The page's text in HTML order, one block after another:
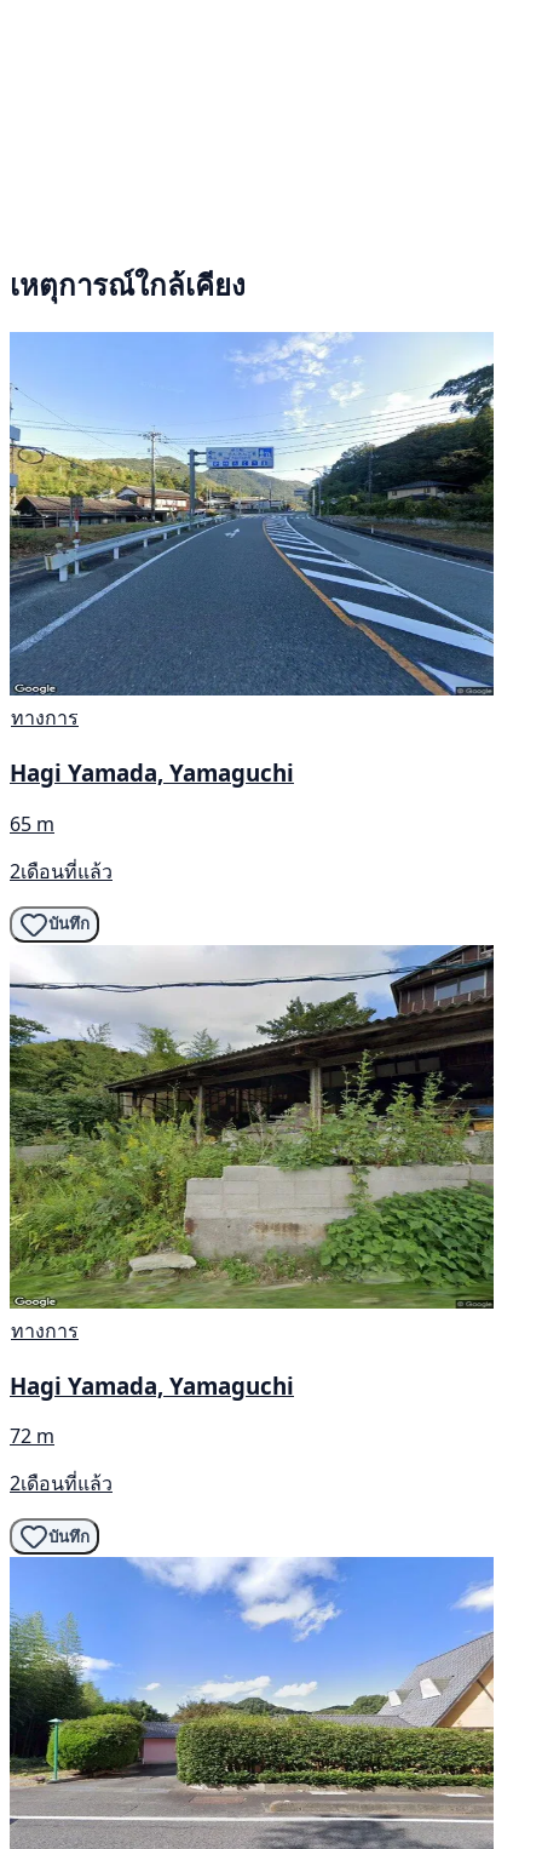
เหตุการณ์ใกล้เคียง
ทางการ
Hagi Yamada, Yamaguchi
65 m
2เดือนที่แล้ว
บันทึก
ทางการ
Hagi Yamada, Yamaguchi
72 m
2เดือนที่แล้ว
บันทึก